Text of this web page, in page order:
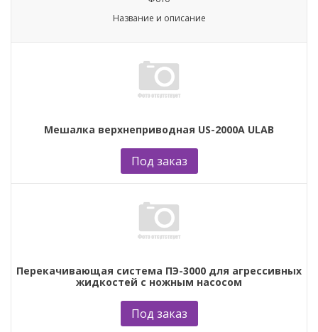
Название и описание
Мешалка верхнеприводная US-2000A ULAB
Под заказ
Перекачивающая система ПЭ-3000 для агрессивных
жидкостей с ножным насосом
Под заказ